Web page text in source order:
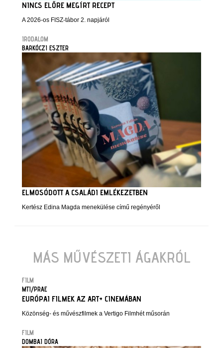
NINCS ELŐRE MEGÍRT RECEPT
A 2026-os FISZ-tábor 2. napjáról
IRODALOM
BARKÓCZI ESZTER
ELMOSÓDOTT A CSALÁDI EMLÉKEZETBEN
Kertész Edina Magda menekülése című regényéről
MÁS MŰVÉSZETI ÁGAKRÓL
FILM
MTI/PRAE
EURÓPAI FILMEK AZ ART+ CINEMÁBAN
Közönség- és művészfilmek a Vertigo Filmhét műsorán
FILM
DOMBAI DÓRA